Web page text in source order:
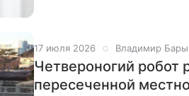
17 июля 2026 Владимир
Четвероногий робот
пересеченной